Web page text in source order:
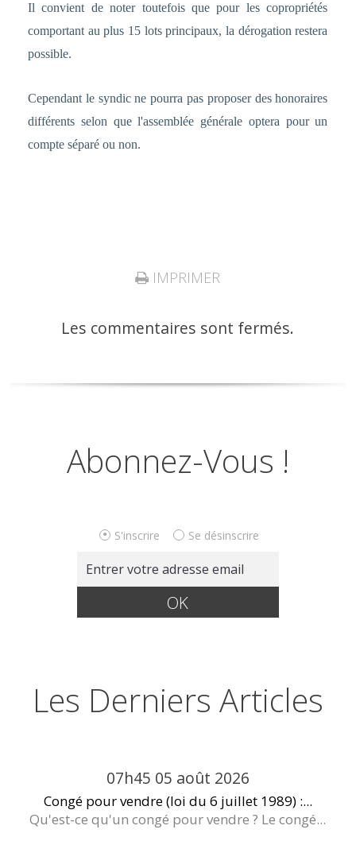
Il convient de noter toutefois que pour les copropriétés
comportant au plus 15 lots principaux, la dérogation restera
possible.
Cependant le syndic ne pourra pas proposer des honoraires
différents selon que l'assemblée générale optera pour un
compte séparé ou non.
IMPRIMER
Les commentaires sont fermés.
Abonnez-Vous !
S'inscrire Se désinscrire
Les Derniers Articles
07h45 05 août 2026
Congé pour vendre (loi du 6 juillet 1989) :...
Qu'est-ce qu'un congé pour vendre ? Le congé...